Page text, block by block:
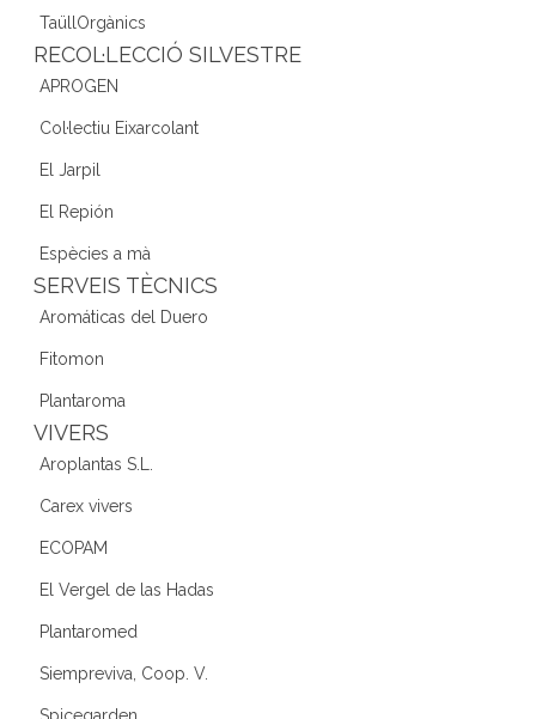
TaüllOrgànics
RECOL·LECCIÓ SILVESTRE
APROGEN
Col·lectiu Eixarcolant
El Jarpil
El Repión
Espècies a mà
SERVEIS TÈCNICS
Aromáticas del Duero
Fitomon
Plantaroma
VIVERS
Aroplantas S.L.
Carex vivers
ECOPAM
El Vergel de las Hadas
Plantaromed
Siempreviva, Coop. V.